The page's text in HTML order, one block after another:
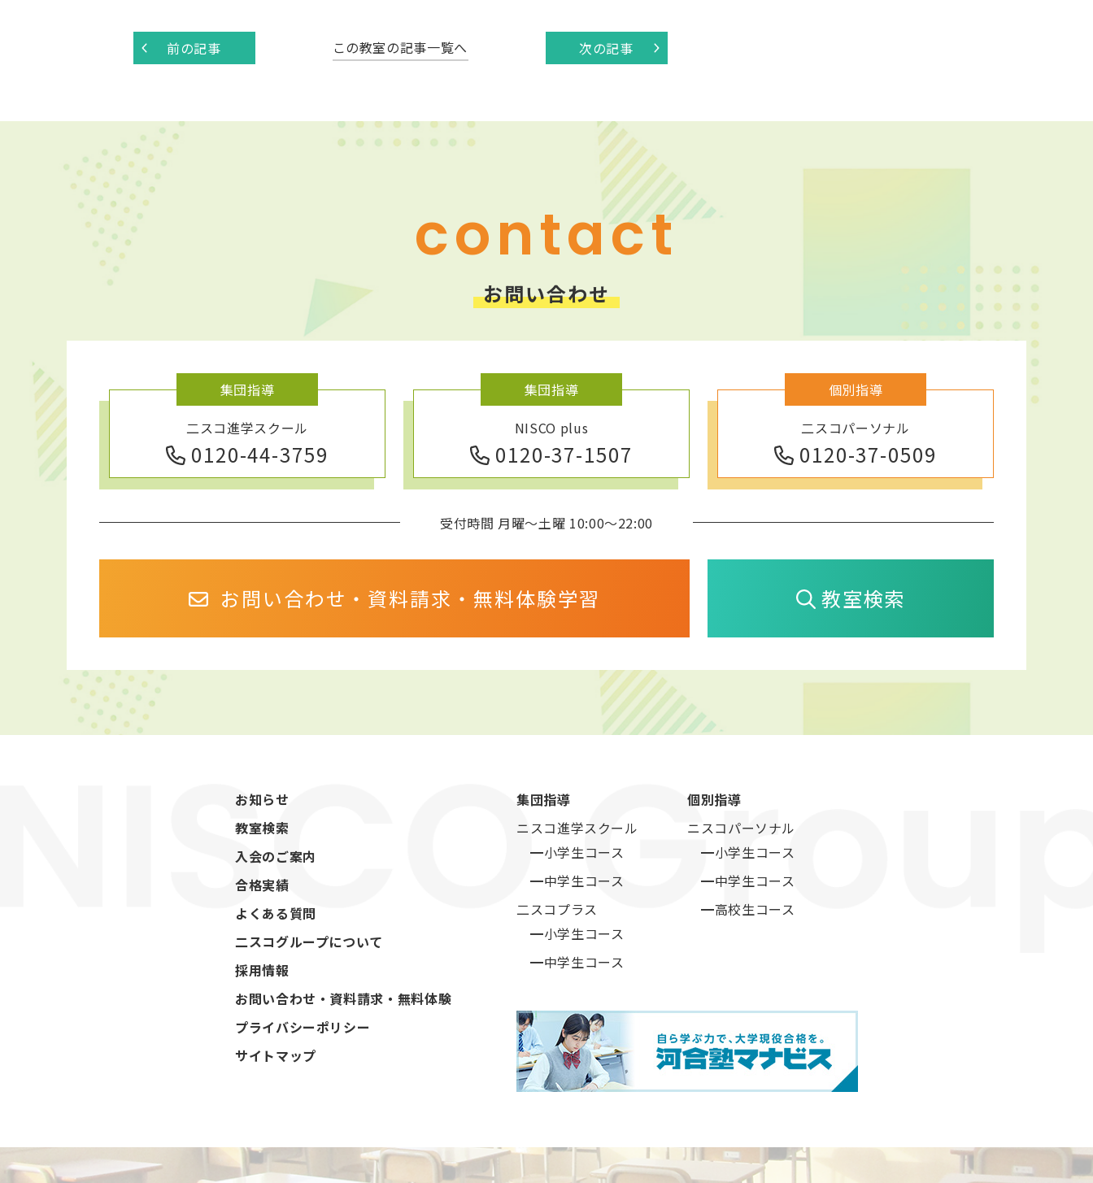
前の記事 この教室の記事一覧へ 次の記事
contact
お問い合わせ
集団指導
二スコ進学スクール
0120-44-3759
集団指導
NISCO plus
0120-37-1507
個別指導
二スコパーソナル
0120-37-0509
受付時間 月曜～土曜 10:00～22:00
お問い合わせ・資料請求・ 無料体験学習 教室検索
お知らせ
教室検索
入会のご案内
合格実績
よくある質問
二スコグループについて
採用情報
お問い合わせ・資料請求・無料体験
プライバシーポリシー
サイトマップ
集団指導
ニスコ進学スクール
━小学生コース
━中学生コース
二スコプラス
━小学生コース
━中学生コース
個別指導
ニスコパーソナル
━小学生コース
━中学生コース
━高校生コース